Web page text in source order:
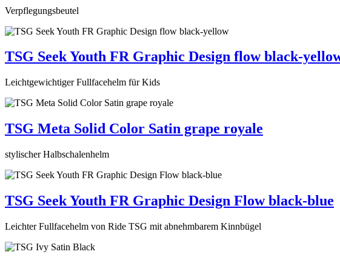
Verpflegungsbeutel
TSG Seek Youth FR Graphic Design flow black-
Leichtgewichtiger Fullfacehelm für Kids
TSG Meta Solid Color Satin grape royale
stylischer Halbschalenhelm
TSG Seek Youth FR Graphic Design Flow black-blue
Leichter Fullfacehelm von Ride TSG mit abnehmbarem Kinnbügel